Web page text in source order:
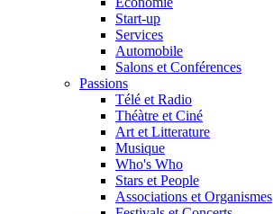
Start-up
Services
Automobile
Salons et Conférences
Passions
Télé et Radio
Théàtre et Ciné
Art et Litterature
Musique
Who's Who
Stars et People
Associations et Organismes